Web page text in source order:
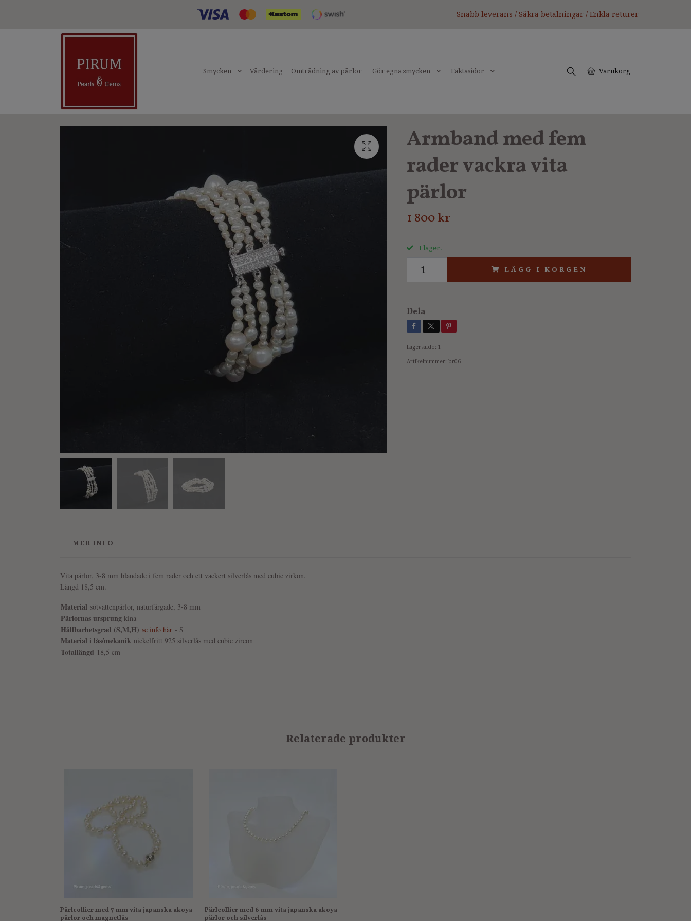
Snabb leverans / Säkra betalningar / Enkla returer
Smycken Värdering Omträdning av pärlor Gör egna smycken Faktasidor Varukorg
Armband med fem
rader vackra vita
pärlor
1 800 kr
I lager.
LÄGG I KORGEN
Dela
Lagersaldo: 1
Artikelnummer: br06
MER INFO
Vita pärlor, 3-8 mm blandade i fem rader och ett vackert silverlås med cubic zirkon.
Längd 18,5 cm.
Material sötvattenpärlor, naturfärgade, 3-8 mm
Pärlornas ursprung kina
Hållbarhetsgrad (S,M,H) se info här - S
Material i lås/mekanik nickelfritt 925 silverlås med cubic zircon
Totallängd 18,5 cm
Pärlcollier med 7 mm vita japanska akoya
pärlor och magnetlås
Pärlcollier med 6 mm vita japanska akoya
pärlor och silverlås